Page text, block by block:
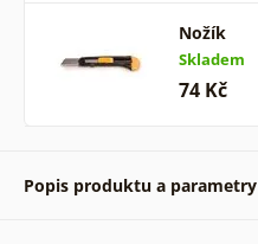
Nožík
Skladem
74 Kč
Popis produktu a parametry